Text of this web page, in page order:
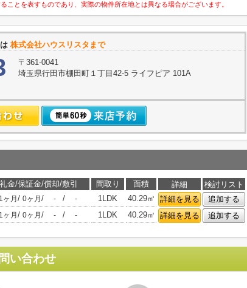
とを表すものであり、実際の物件所在地とは異なる場合がございます。
株式会社ハウスリスタまで
〒361-0041
埼玉県行田市棚田町１丁目42-5 ライフピア 101A
金/保証金/償却/敷引 間取り 面積 詳細
検討リスト
1ヶ月 / 0ヶ月 / - / - 1LDK 40.29㎡ 詳細を見る
追加する
1ヶ月 / 0ヶ月 / - / - 1LDK 40.29㎡ 詳細を見る 追加する
い合わせ